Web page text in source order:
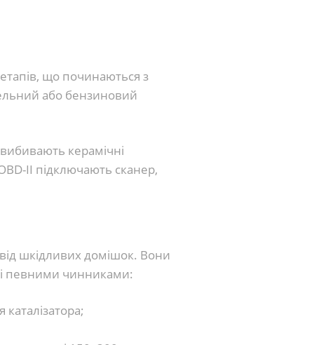
що починаються з
або бензиновий
керамічні
II підключають сканер,
шкідливих домішок. Вони
певними чинниками: